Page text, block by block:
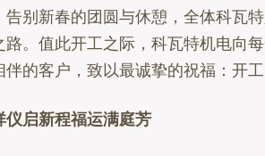
告别新春的团圆与休憩，全体科瓦
路。值此开工之际，科瓦特机电向
伴的客户，致以最诚挚的祝福：开
新程福运满庭芳